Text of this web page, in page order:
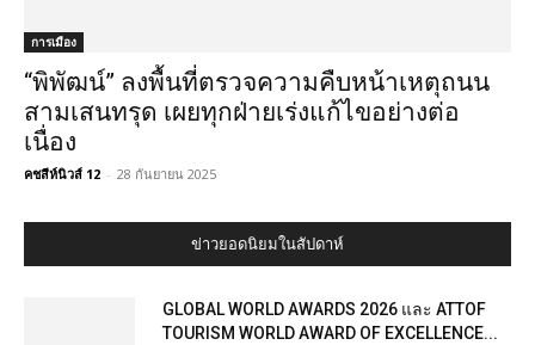
การเมือง
“พิพัฒน์” ลงพื้นที่ตรวจความคืบหน้าเหตุถนน
สามเสนทรุด เผยทุกฝ่ายเร่งแก้ไขอย่างต่อ
เนื่อง
คชสีห์นิวส์ 12 - 28 กันยายน 2025
ข่าวยอดนิยมในสัปดาห์
GLOBAL WORLD AWARDS 2026 และ ATTOF
TOURISM WORLD AWARD OF EXCELLENCE...